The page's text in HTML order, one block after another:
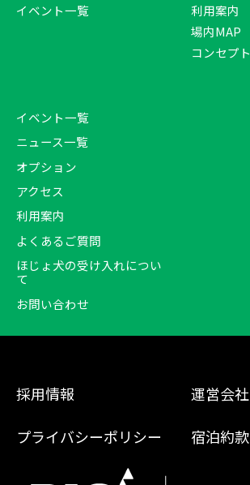
イベント一覧
利用案内
場内MAP
コンセプト
イベント一覧
ニュース一覧
オプション
アクセス
利用案内
よくあるご質問
ほじょ犬の受け入れについ
て
お問い合わせ
採用情報 運営会社
プライバシーポリシー 宿泊約款